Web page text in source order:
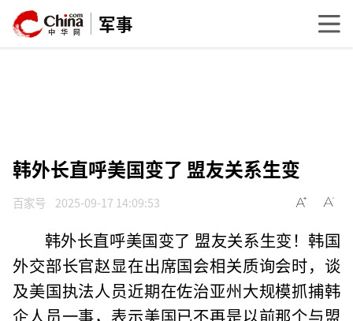
军事
韩外长直呼美国变了 盟友关系生变
百家号 2025-09-17 14:09:53
韩外长直呼美国变了 盟友关系生变！韩国
外交部长官赵显在出席国会相关质询会时，谈
及美国执法人员近期在佐治亚州大规模抓捕韩
企人员一事，表示美国已不再是以前那个与盟